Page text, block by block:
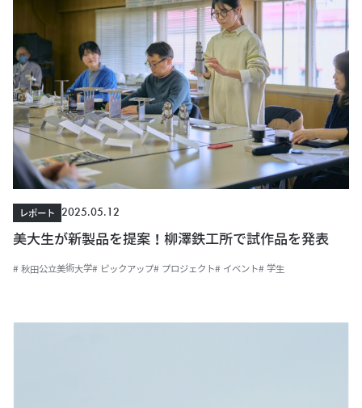
レポート
2025.05.12
美大生が新製品を提案！柳澤鉄工所で試作品を発表
# 秋田公立美術大学# ピックアップ# プロジェクト# イベント# 学生